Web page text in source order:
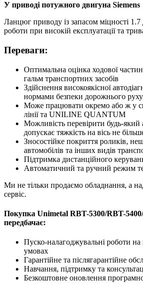
У приводі потужного двигуна Siemens
Ланцюг приводу із запасом міцності 1.7
роботи при високій експлуатації та
Переваги:
Оптимальна оцінка ходової
гальм транспортних засобів
Здійснення високоякісної
нормами безпеки дорожнього руху
Може працювати окремо або ж у
лінії та UNILINE QUANTUM
Можливість перевірити будь-
допускає тяжкість на вісь не
Зносостійке покриття роликів,
автомобілів та інших видів
Підтримка дистанційного
Автоматичний та ручний режим
Ми не тільки продаємо обладнання, а
сервіс.
Покупка Unimetal RBT-5300/RBT-
передбачає:
Пуско-налагоджувальні роботи на
умовах
Гарантійне та післягарантійне
Навчання, підтримку та
Безкоштовне оновлення